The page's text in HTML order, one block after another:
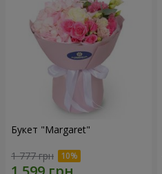
Букет "Margaret"
1 777 грн